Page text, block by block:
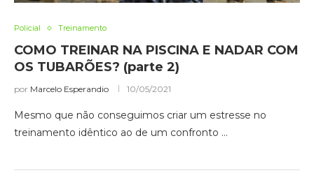
Policial Treinamento
COMO TREINAR NA PISCINA E NADAR COM
OS TUBARÕES? (parte 2)
por Marcelo Esperandio 10/05/2021
Mesmo que não conseguimos criar um estresse no
treinamento idêntico ao de um confronto …